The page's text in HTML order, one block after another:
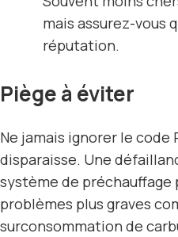
mais assurez-vous
réputation.
Piège à éviter
Ne jamais ignorer le code
disparaisse. Une
système de
problèmes plus graves
surconsommation de